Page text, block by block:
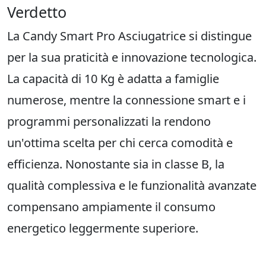
Verdetto
La Candy Smart Pro Asciugatrice si distingue
per la sua praticità e innovazione tecnologica.
La capacità di 10 Kg è adatta a famiglie
numerose, mentre la connessione smart e i
programmi personalizzati la rendono
un'ottima scelta per chi cerca comodità e
efficienza. Nonostante sia in classe B, la
qualità complessiva e le funzionalità avanzate
compensano ampiamente il consumo
energetico leggermente superiore.